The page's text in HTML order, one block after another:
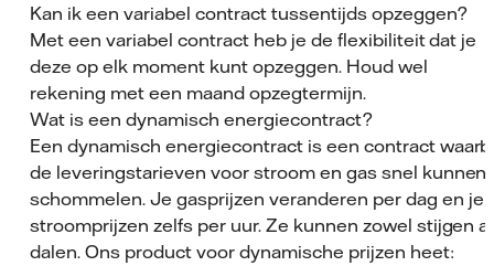
Kan ik een variabel contract tussentijds opzeggen?
Met een variabel contract heb je de flexibiliteit dat je
deze op elk moment kunt opzeggen. Houd wel
rekening met een maand opzegtermijn.
Wat is een dynamisch energiecontract?
Een dynamisch energiecontract is een contract
de leveringstarieven voor stroom en gas snel kunnen
schommelen. Je gasprijzen veranderen per dag en je
stroomprijzen zelfs per uur. Ze kunnen zowel stijgen
dalen. Ons product voor dynamische prijzen heet: